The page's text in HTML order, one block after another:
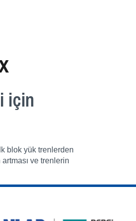
için
blok yük trenlerden
ve trenlerin